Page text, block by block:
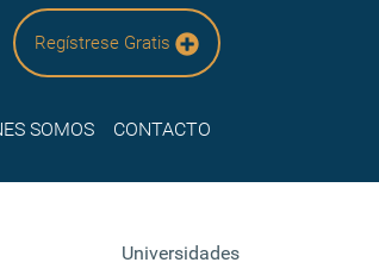
Regístrese Gratis
SOMOS CONTACTO
Universidades